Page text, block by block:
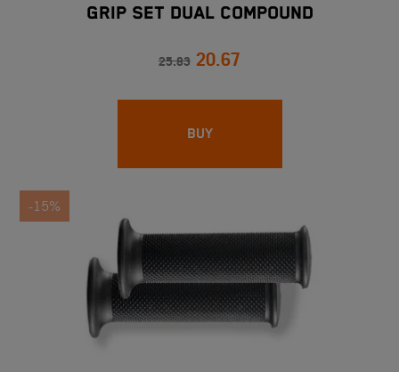
GRIP SET DUAL COMPOUND
25.83 20.67
BUY
-15%